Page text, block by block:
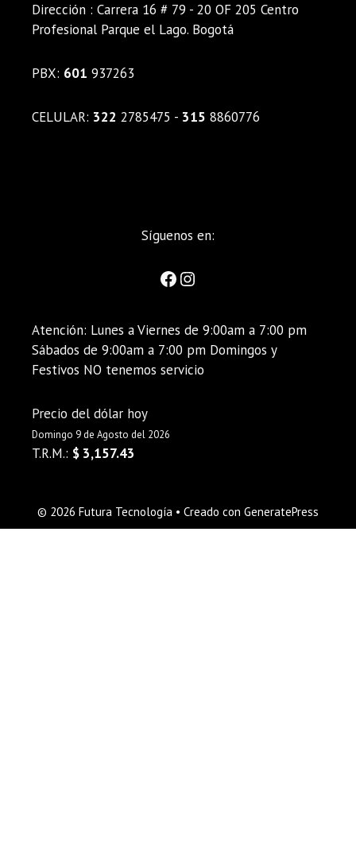
Dirección : Carrera 16 # 79 - 20 OF 205 Centro
Profesional Parque el Lago. Bogotá
PBX: 601 937263
CELULAR: 322 2785475 - 315 8860776
Síguenos en:
Atención: Lunes a Viernes de 9:00am a 7:00 pm
Sábados de 9:00am a 7:00 pm Domingos y
Festivos NO tenemos servicio
Precio del dólar hoy
Domingo 9 de Agosto del 2026
T.R.M.: $ 3,157.43
© 2026 Futura Tecnología • Creado con GeneratePress